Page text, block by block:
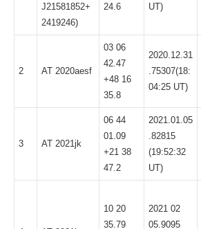
J21581852+
2419246)
24.6
UT)
2 AT 2020aesf
03 06
42.47
+48 16
35.8
2020.12.31
.75307(18:
04:25 UT)
3 AT 2021jk
06 44
01.09
+21 38
47.2
2021.01.05
.82815
(19:52:32
UT)
10 20
35.79
2021 02
05.9095